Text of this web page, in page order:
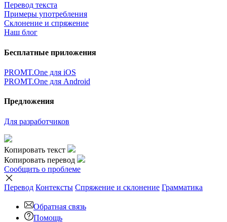
Перевод текста
Примеры употребления
Склонение и спряжение
Наш блог
Бесплатные приложения
PROMT.One для iOS
PROMT.One для Android
Предложения
Для разработчиков
Копировать текст
Копировать перевод
Сообщить о проблеме
Перевод Контексты Спряжение и склонение Грамматика
Обратная связь
Помощь